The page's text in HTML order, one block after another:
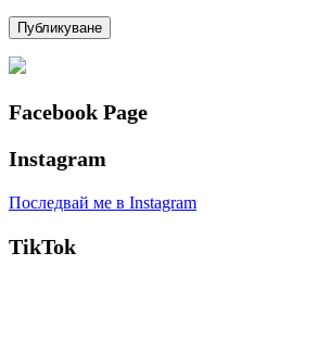
Facebook Page
Instagram
Последвай ме в Instagram
TikTok